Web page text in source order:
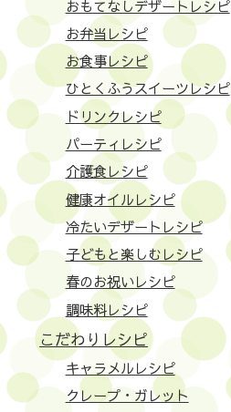
おもてなしデザートレシピ
お弁当レシピ
お食事レシピ
ひとくふうスイーツレシピ
ドリンクレシピ
パーティレシピ
介護食レシピ
健康オイルレシピ
冷たいデザートレシピ
子どもと楽しむレシピ
春のお祝いレシピ
調味料レシピ
こだわりレシピ
キャラメルレシピ
クレープ・ガレット